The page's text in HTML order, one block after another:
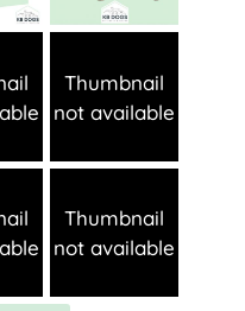
Thumbnail
not available
Thumbnail
not available